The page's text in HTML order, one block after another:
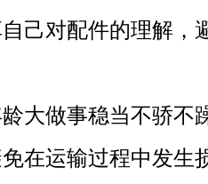
己对配件的理解，
大做事稳当不骄不
在运输过程中发生